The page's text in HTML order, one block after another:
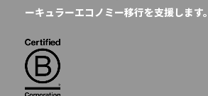
ーキュラーエコノミー移行を支援します。